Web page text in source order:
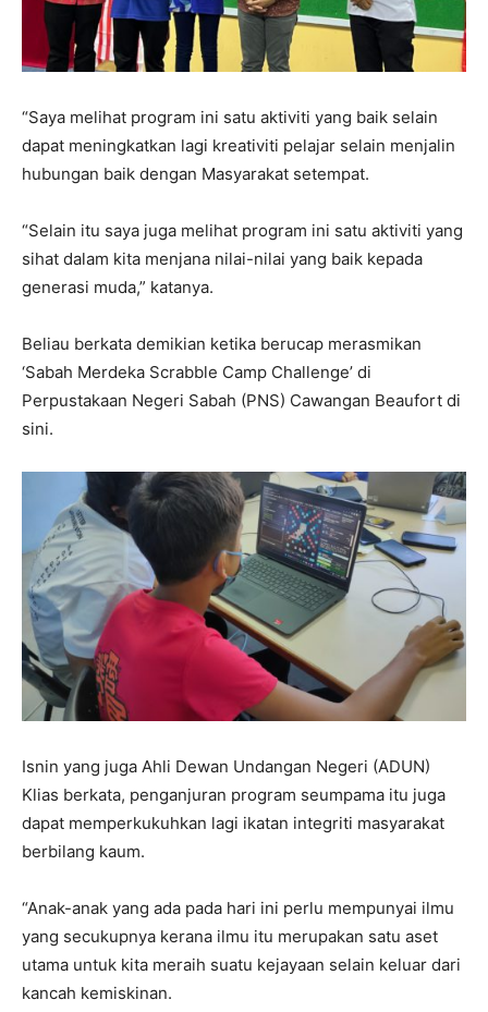
“Saya melihat program ini satu aktiviti yang baik selain
dapat meningkatkan lagi kreativiti pelajar selain menjalin
hubungan baik dengan Masyarakat setempat.
“Selain itu saya juga melihat program ini satu aktiviti yang
sihat dalam kita menjana nilai-nilai yang baik kepada
generasi muda,” katanya.
Beliau berkata demikian ketika berucap merasmikan
‘Sabah Merdeka Scrabble Camp Challenge’ di
Perpustakaan Negeri Sabah (PNS) Cawangan Beaufort di
sini.
Isnin yang juga Ahli Dewan Undangan Negeri (ADUN)
Klias berkata, penganjuran program seumpama itu juga
dapat memperkukuhkan lagi ikatan integriti masyarakat
berbilang kaum.
“Anak-anak yang ada pada hari ini perlu mempunyai ilmu
yang secukupnya kerana ilmu itu merupakan satu aset
utama untuk kita meraih suatu kejayaan selain keluar dari
kancah kemiskinan.